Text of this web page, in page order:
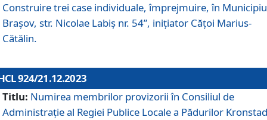
Construire trei case individuale, împrejmuire, în
Brașov, str. Nicolae Labiș nr. 54”, inițiator Cățoi Marius-
Cătălin.
924/21.12.2023
Titlu: Numirea membrilor provizorii în Consiliul de
Administraţie al Regiei Publice Locale a Pădurilor